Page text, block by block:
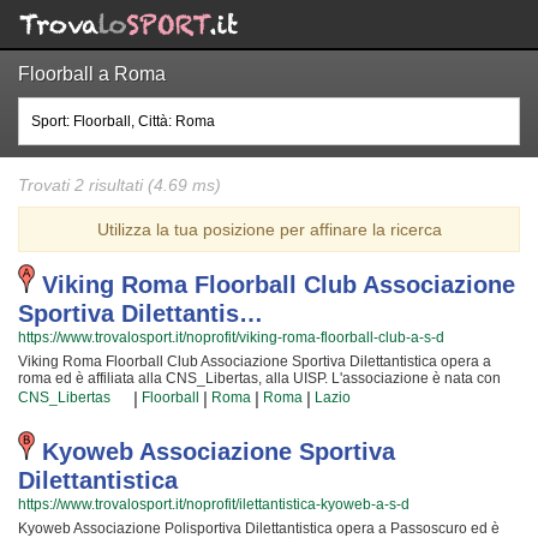
Floorball a Roma
Trovati 2 risultati (4.69 ms)
Utilizza la tua posizione per affinare la ricerca
Viking Roma Floorball Club Associazione
Sportiva Dilettantis…
https://www.trovalosport.it/noprofit/viking-roma-floorball-club-a-s-d
Viking Roma Floorball Club Associazione Sportiva Dilettantistica opera a
roma ed è affiliata alla CNS_Libertas, alla UISP. L'associazione è nata con
l'intento di promuovere il floorball offrendo corsi rivolti a bambini e ragazzi.
Viking Roma Floorball Club Associazione Sportiva Dilettantistica è radicata
nella comunità di roma e al loro interno sono cresciute generazioni di
bambini e ragazzi che hanno imparato i valori fondamentali dello sport e
l'importanza del lavoro di squadra. I loro istruttori di floorball sono tra i più
esperti e qualificati della zona e sono sicuramente i più adatti a sviluppare il
talento dei bambini che iniziano a giocare e dei ragazzi che vogliono
raggiungere livelli di eccellenza. Per questo motivo Viking Roma Floorball
Club Associazione Sportiva Dilettantistica sarà contenta di accogliere anche
CNS_Libertas | Floorball | Roma | Roma | Lazio
Kyoweb Associazione Sportiva
Dilettantistica
https://www.trovalosport.it/noprofit/ilettantistica-kyoweb-a-s-d
Kyoweb Associazione Polisportiva Dilettantistica opera a Passoscuro ed è